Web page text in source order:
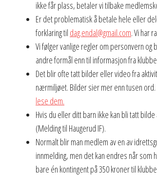
ikke får plass, betaler vi tilbake
Er det problematisk å betale hele eller
forklaring til dag.endal@gmail.com. Vi har
Vi følger vanlige regler om personvern
andre formål enn til informasjon fra
Det blir ofte tatt bilder eller video fra
nærmiljøet. Bilder sier mer enn tusen
lese dem.
Hvis du eller ditt barn ikke kan bli tatt
(Melding til Haugerud IF).
Normalt blir man medlem av en av
innmelding, men det kan endres når
bare én kontingent på 350 kroner til